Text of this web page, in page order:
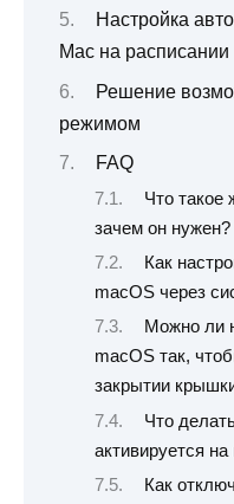
Настройка
Mac на расписании
Решение
режимом
FAQ
Что
зачем он нужен?
Как
macOS через
Можно ли
macOS так,
закрытии
Что
активируется
Как